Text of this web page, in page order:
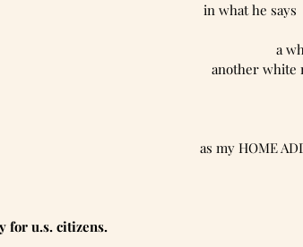
in what he says
a
another white
as my HOME
for u.s. citizens.